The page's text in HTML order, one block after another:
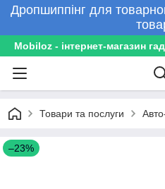
Дропшиппінг для
Mobiloz - інтернет-магазин
Товари та послуги
–23%